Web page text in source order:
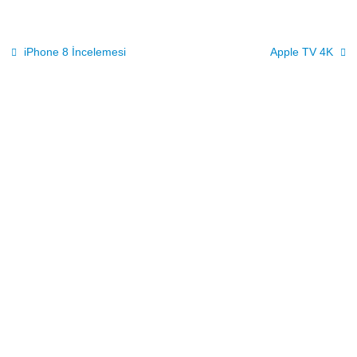
iPhone 8 İncelemesi Apple TV 4K